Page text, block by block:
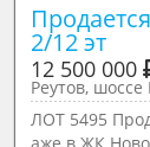
2/12 эт
12 500 000
Реутов,
ЛОТ 5495
аже в ЖК